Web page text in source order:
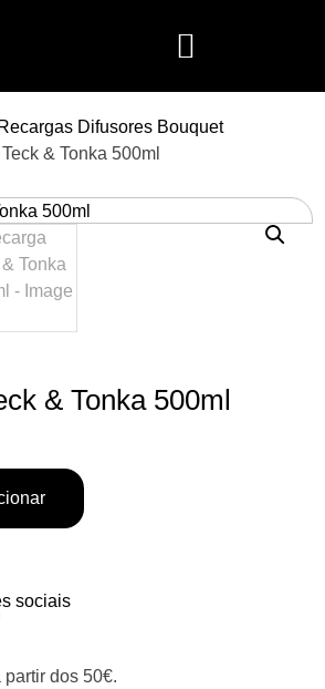
Recargas Difusores Bouquet
& Tonka 500ml
& Tonka 500ml
sociais
partir dos 50€.